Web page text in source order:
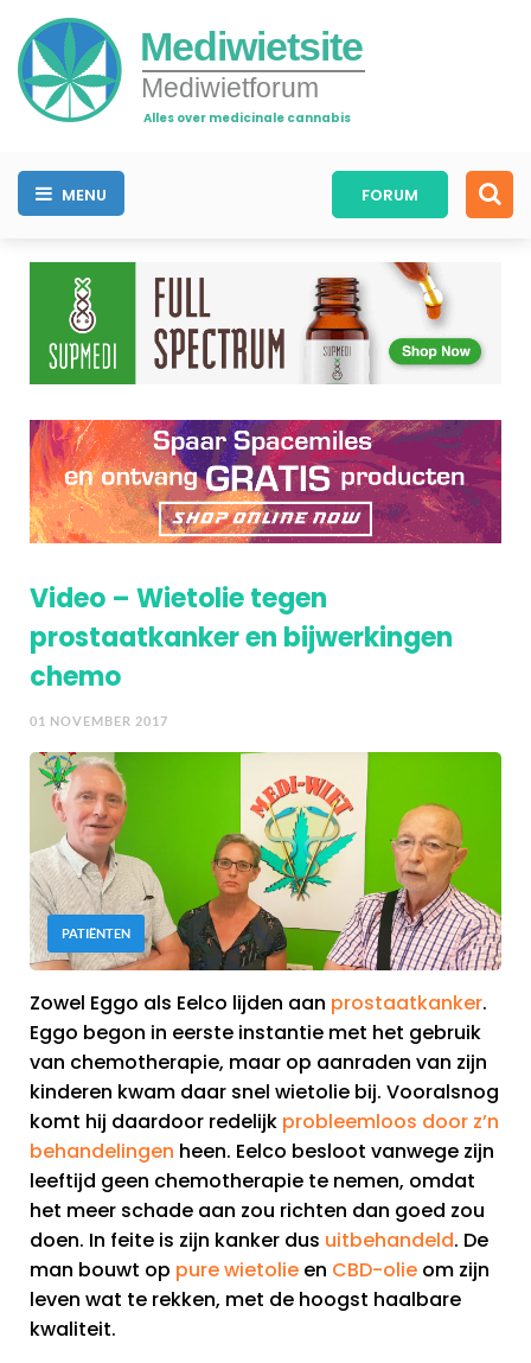
Mediwietsite
Mediwietforum
Alles over medicinale cannabis
MENU FORUM
Video – Wietolie tegen
prostaatkanker en bijwerkingen
chemo
01 NOVEMBER 2017
PATIËNTEN
Zowel Eggo als Eelco lijden aan prostaatkanker.
Eggo begon in eerste instantie met het gebruik
van chemotherapie, maar op aanraden van zijn
kinderen kwam daar snel wietolie bij. Vooralsnog
komt hij daardoor redelijk probleemloos door z’n
behandelingen heen. Eelco besloot vanwege zijn
leeftijd geen chemotherapie te nemen, omdat
het meer schade aan zou richten dan goed zou
doen. In feite is zijn kanker dus uitbehandeld. De
man bouwt op pure wietolie en CBD-olie om zijn
leven wat te rekken, met de hoogst haalbare
kwaliteit.